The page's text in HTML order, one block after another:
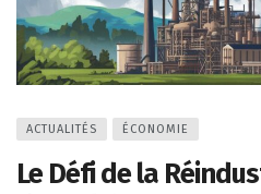
ACTUALITÉS ÉCONOMIE
Le Défi de la